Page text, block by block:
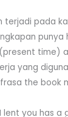
terjadi pada
time)
yang
the book
lent you has a